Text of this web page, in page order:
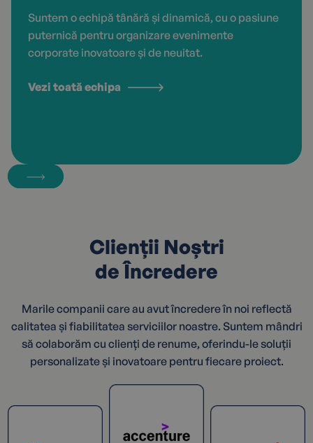
Suntem o echipă tânără și dinamică, cu o pasiune
puternică pentru organizare evenimente
corporate inovatoare și de neuitat.
Vezi toată echipa
Clienții Noștri
de Încredere
Marile companii care au avut încredere în noi reflectă
calitatea și fiabilitatea serviciilor noastre. Suntem mândri
să colaborăm cu clienți de renume, oferindu-le soluții
personalizate și inovatoare pentru fiecare proiect.